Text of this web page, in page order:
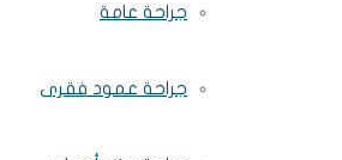
جراحة عامة
جراحة عمود فقرى